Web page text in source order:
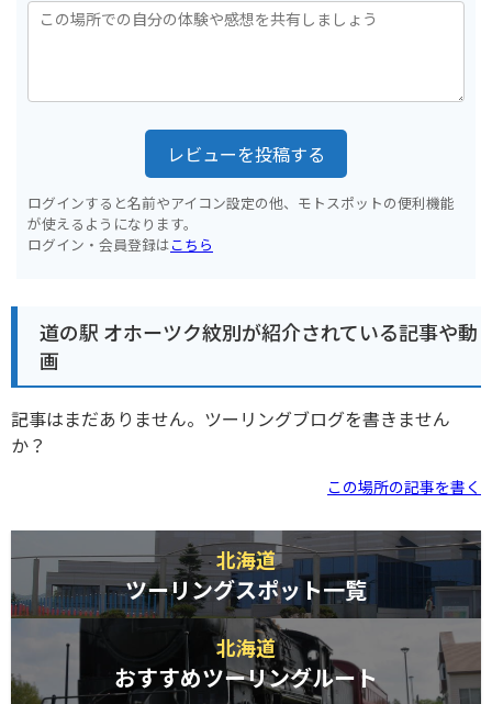
レビューを投稿する
ログインすると名前やアイコン設定の他、モトスポットの便利機能
が使えるようになります。
ログイン・会員登録はこちら
道の駅 オホーツク紋別が紹介されている記事や動
画
記事はまだありません。ツーリングブログを書きません
か？
この場所の記事を書く
北海道
ツーリングスポット一覧
北海道
おすすめツーリングルート